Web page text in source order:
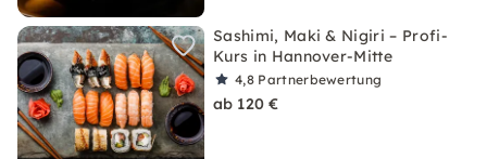
Sashimi, Maki & Nigiri – Profi-
Kurs in Hannover-Mitte
4,8 Partnerbewertung
ab 120 €